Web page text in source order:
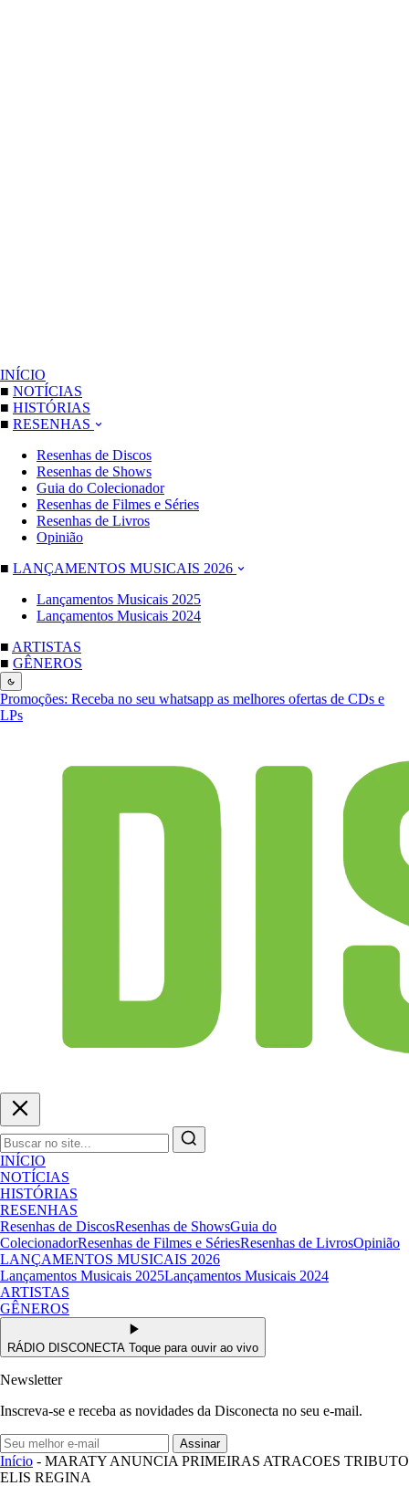
INÍCIO
■ NOTÍCIAS
■ HISTÓRIAS
■ RESENHAS
Resenhas de Discos
Resenhas de Shows
Guia do Colecionador
Resenhas de Filmes e Séries
Resenhas de Livros
Opinião
■ LANÇAMENTOS MUSICAIS 2026
Lançamentos Musicais 2025
Lançamentos Musicais 2024
■ ARTISTAS
■ GÊNEROS
Promoções: Receba no seu whatsapp as melhores ofertas de CDs e
LPs
INÍCIO
NOTÍCIAS
HISTÓRIAS
RESENHAS
Resenhas de DiscosResenhas de ShowsGuia do
ColecionadorResenhas de Filmes e SériesResenhas de LivrosOpinião
LANÇAMENTOS MUSICAIS 2026
Lançamentos Musicais 2025Lançamentos Musicais 2024
ARTISTAS
GÊNEROS
RÁDIO DISCONECTA Toque para ouvir ao vivo
Newsletter
Inscreva-se e receba as novidades da Disconecta no seu e-mail.
Assinar
Início - MARATY ANUNCIA PRIMEIRAS ATRACOES TRIBUTO
ELIS REGINA